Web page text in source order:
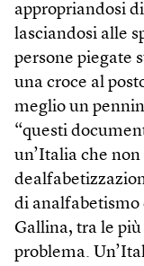
appropriandosi
lasciandosi alle
persone piegate
una croce al
meglio un
“questi
un’Italia che
di analfabetismo
Gallina, tra le
problema.